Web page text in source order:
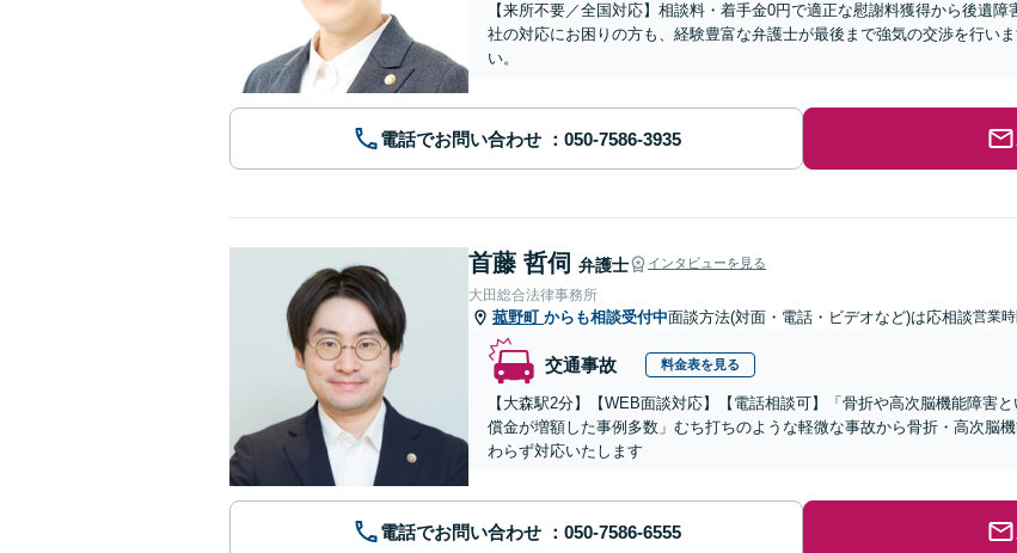
【来所不要／全国対応】相談料・着手金0円で適正な慰謝料獲得から後遺
社の対応にお困りの方も、経験豊富な弁護士が最後まで強気の交渉を行い
い。
電話でお問い合わせ
首藤 哲伺 弁護士 インタビューを見る
大田総合法律事務所
菰野町 からも相談受付中面談方法(対面・電話・ビデオなど)は応相談営業
交通事故 料金表を見る
【大森駅2分】【WEB面談対応】【電話相談可】「骨折や高次脳機能障害
償金が増額した事例多数」むち打ちのような軽微な事故から骨折・高次脳
わらず対応いたします
電話でお問い合わせ